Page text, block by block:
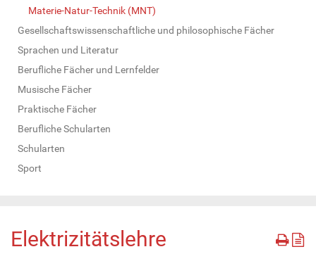
Materie-Natur-Technik (MNT)
Gesellschaftswissenschaftliche und philosophische Fächer
Sprachen und Literatur
Berufliche Fächer und Lernfelder
Musische Fächer
Praktische Fächer
Berufliche Schularten
Schularten
Sport
Elektrizitätslehre